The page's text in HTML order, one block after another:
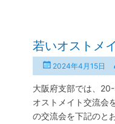
若いオストメ
投
稿
日
2024年4月15日
大阪府支部では、
オストメイト交流会
の交流会を下記のと